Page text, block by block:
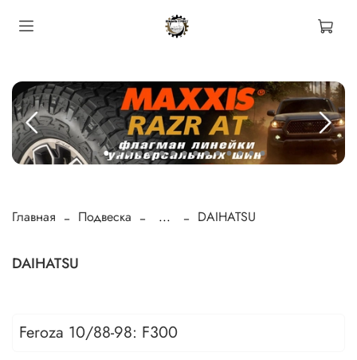
Главная Подвеска ... DAIHATSU
DAIHATSU
Feroza 10/88-98: F300